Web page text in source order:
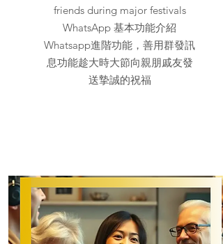
friends during major festivals
WhatsApp 基本功能介紹
Whatsapp進階功能，善用群發訊
息功能趁大時大節向親朋戚友發
送摯誠的祝福